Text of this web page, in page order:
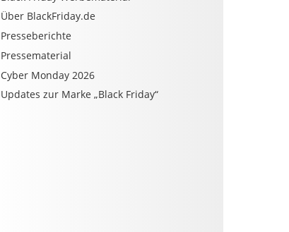
Über BlackFriday.de
Presseberichte
Pressematerial
Cyber Monday 2026
Updates zur Marke „Black Friday“